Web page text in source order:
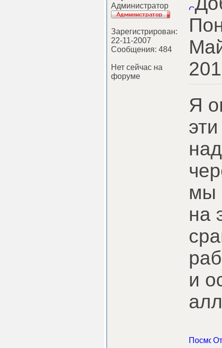
Администратор
Зарегистрирован:
22-11-2007
Сообщения: 484
Нет сейчас на
форуме
Я
мы
на
и